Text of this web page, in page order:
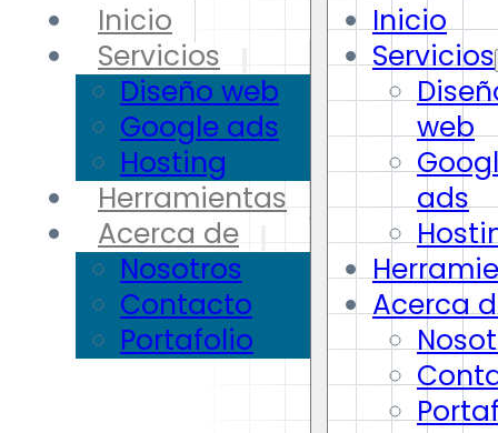
Inicio
Servicios
Diseño web
Google ads
Hosting
Herramientas
Acerca de
Nosotros
Contacto
Portafolio
Inicio
Servicios
web
ads
Acerca